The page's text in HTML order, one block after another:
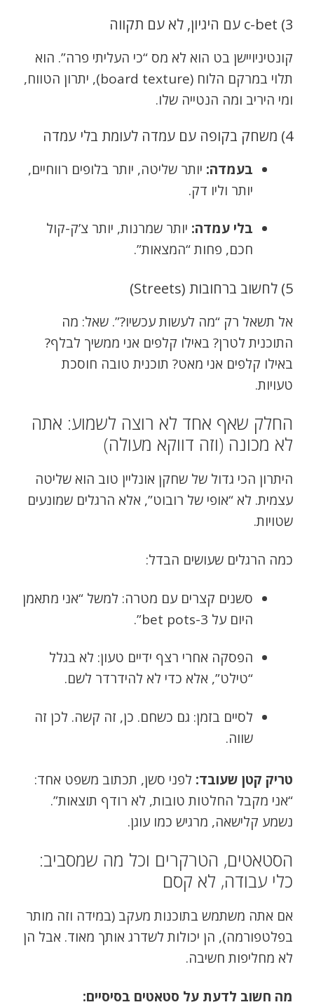
3) c-bet עם היגיון, לא עם תקווה
קונטיניויישן בט הוא לא מס “כי העליתי פרה”. הוא
תלוי במרקם הלוח (board texture), יתרון הטווח,
ומי היריב ומה הנטייה שלו.
4) משחק בקופה עם עמדה לעומת בלי עמדה
בעמדה: יותר שליטה, יותר בלופים רווחיים,
יותר וליו דק.
בלי עמדה: יותר שמרנות, יותר צ’ק-קול
חכם, פחות “המצאות”.
5) לחשוב ברחובות (Streets)
אל תשאל רק “מה לעשות עכשיו?”. שאל: מה
התוכנית לטרן? באילו קלפים אני ממשיך לבלף?
באילו קלפים אני מאט? תוכנית טובה חוסכת
טעויות.
החלק שאף אחד לא רוצה לשמוע: אתה
לא מכונה (וזה דווקא מעולה)
היתרון הכי גדול של שחקן אונליין טוב הוא שליטה
עצמית. לא “אופי של רובוט”, אלא הרגלים שמונעים
שטויות.
כמה הרגלים שעושים הבדל:
סשנים קצרים עם מטרה: למשל “אני מתאמן
היום על 3-bet pots”.
הפסקה אחרי רצף ידיים טעון: לא בגלל
“טילט”, אלא כדי לא להידרדר לשם.
לסיים בזמן: גם כשחם. כן, זה קשה. לכן זה
שווה.
טריק קטן שעובד: לפני סשן, תכתוב משפט אחד:
“אני מקבל החלטות טובות, לא רודף תוצאות”.
נשמע קלישאה, מרגיש כמו עוגן.
הסטאטים, הטרקרים וכל מה שמסביב:
כלי עבודה, לא קסם
אם אתה משתמש בתוכנות מעקב (במידה וזה מותר
בפלטפורמה), הן יכולות לשדרג אותך מאוד. אבל הן
לא מחליפות חשיבה.
מה חשוב לדעת על סטאטים בסיסיים: